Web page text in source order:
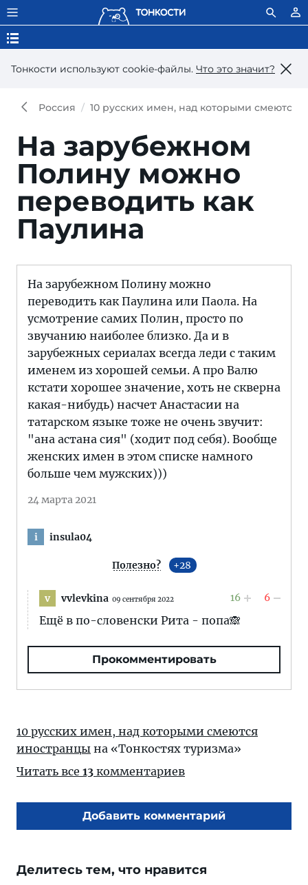
Тонкости используют сookie-файлы. Что это значит?
Россия 10 русских имен, над которыми смеются
На зарубежном
Полину можно
переводить как
Паулина
На зарубежном Полину можно
переводить как Паулина или Паола. На
усмотрение самих Полин, просто по
звучанию наиболее близко. Да и в
зарубежных сериалах всегда леди с таким
именем из хорошей семьи. А про Валю
кстати хорошее значение, хоть не скверна
какая-нибудь) насчет Анастасии на
татарском языке тоже не очень звучит:
"ана астана сия" (ходит под себя). Вообще
женских имен в этом списке намного
больше чем мужских)))
24 марта 2021
i insula04
Полезно? 28
v vvlevkina 09 сентября 2022 16 6
Ещё в по-словенски Рита - попа🙈
Прокомментировать
10 русских имен, над которыми смеются
иностранцы на «Тонкостях туризма»
Читать все 13 комментариев
Добавить комментарий
Делитесь тем, что нравится